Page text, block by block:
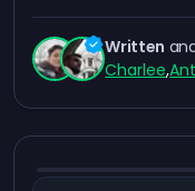
Written
Charlee,